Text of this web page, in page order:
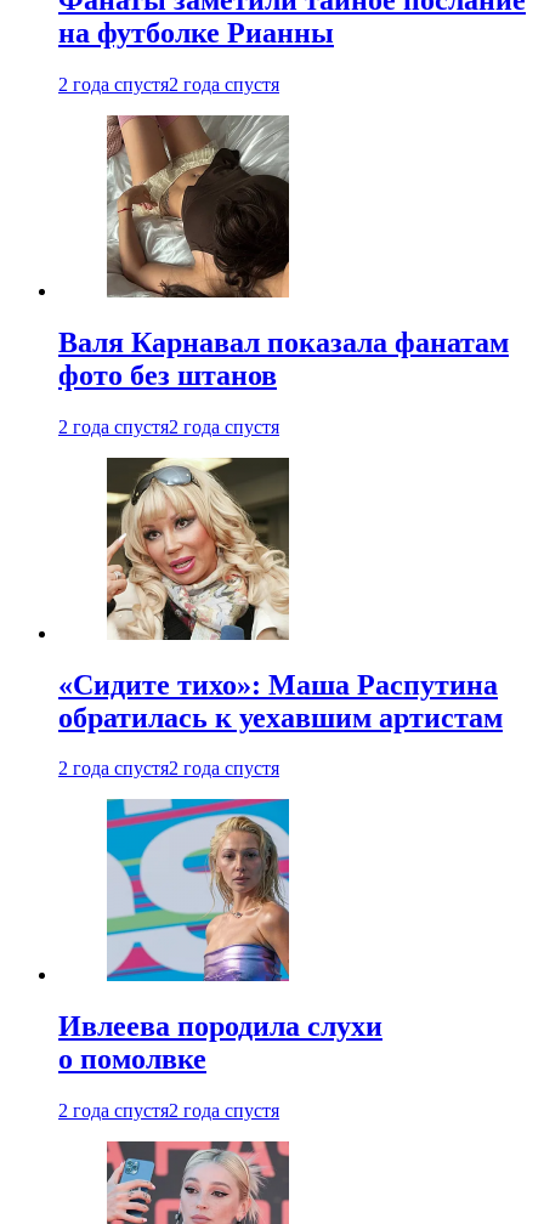
на футболке Рианны
2 года спустя2 года спустя
Валя Карнавал показала фанатам
фото без штанов
2 года спустя2 года спустя
«Сидите тихо»: Маша Распутина
обратилась к уехавшим артистам
2 года спустя2 года спустя
Ивлеева породила слухи
о помолвке
2 года спустя2 года спустя